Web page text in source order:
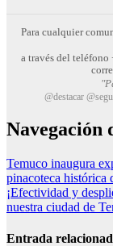
Para cualquier
a través del
@destacar
Navegación
Temuco inaugura
pinacoteca histórica
¡Efectividad y
nuestra ciudad de
Entrada